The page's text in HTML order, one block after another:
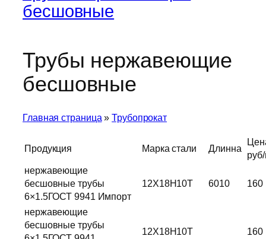
бесшовные
Трубы нержавеющие
бесшовные
Главная страница »Трубопрокат
Продукция Марка стали Длинна
нержавеющие
бесшовные трубы
6×1.5ГОСТ 9941 Импорт
12Х18Н10Т 6010 160
нержавеющие
бесшовные трубы
12Х18Н10Т 160